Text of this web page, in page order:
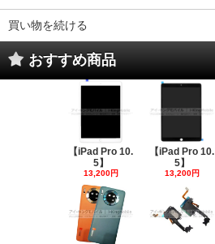
買い物を続ける
おすすめ商品
【iPad Pro 10.
5】
13,200円
【iPad Pro 10.
5】
13,200円